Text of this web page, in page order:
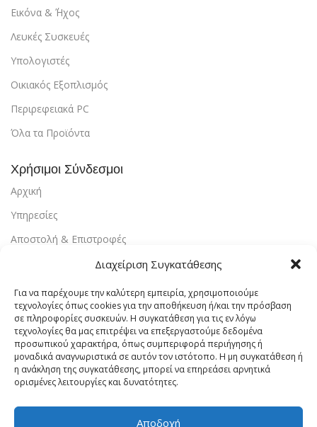
Διαχείριση Συγκατάθεσης
Για να παρέχουμε την καλύτερη εμπειρία, χρησιμοποιούμε
τεχνολογίες όπως cookies για την αποθήκευση ή/και την πρόσβαση
σε πληροφορίες συσκευών. Η συγκατάθεση για τις εν λόγω
τεχνολογίες θα μας επιτρέψει να επεξεργαστούμε δεδομένα
προσωπικού χαρακτήρα, όπως συμπεριφορά περιήγησης ή
μοναδικά αναγνωριστικά σε αυτόν τον ιστότοπο. Η μη συγκατάθεση ή
η ανάκληση της συγκατάθεσης, μπορεί να επηρεάσει αρνητικά
ορισμένες λειτουργίες και δυνατότητες.
Αποδοχή
Εικόνα & ΄Ήχος
Λευκές Συσκευές
Υπολογιστές
Οικιακός Εξοπλισμός
Περιρεφειακά PC
Όλα τα Προϊόντα
Χρήσιμοι Σύνδεσμοι
Αρχική
Υπηρεσίες
Αποστολή & Επιστροφές
Εντοπισμός Παραγγελίας
Λογαριασμός
Πολιτική Απορρήτου
Πολιτική Cookies
Όροι Χρήσης
Επικοινωνία